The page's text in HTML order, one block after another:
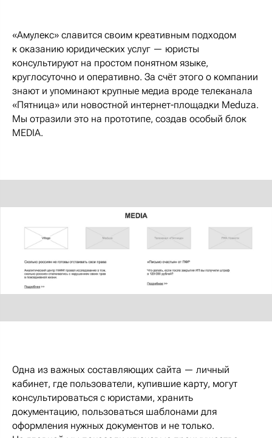
«Амулекс» славится своим креативным подходом
к оказанию юридических услуг — юристы
консультируют на простом понятном языке,
круглосуточно и оперативно. За счёт этого о компании
знают и упоминают крупные медиа вроде телеканала
«Пятница» или новостной интернет-площадки Meduza.
Мы отразили это на прототипе, создав особый блок
MEDIA.
Одна из важных составляющих сайта — личный
кабинет, где пользователи, купившие карту, могут
консультироваться с юристами, хранить
документацию, пользоваться шаблонами для
оформления нужных документов и не только.